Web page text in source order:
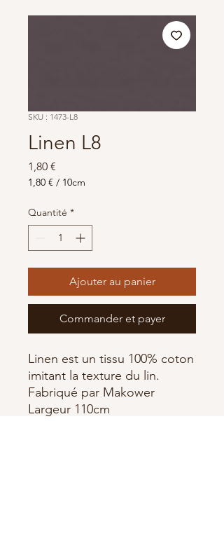
SKU : 1473-L8
Linen L8
1,80 €
1,80 € / 10cm
pour
10
Centimètres
Quantité *
Ajouter au panier
Commander et payer
Linen est un tissu 100% coton
imitant la texture du lin.
Fabriqué par Makower
Largeur 110cm